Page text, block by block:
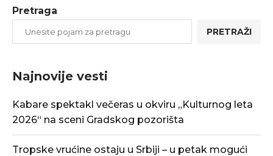
Pretraga
PRETRAŽI
Najnovije vesti
Kabare spektakl večeras u okviru „Kulturnog leta
2026“ na sceni Gradskog pozorišta
Tropske vrućine ostaju u Srbiji – u petak mogući